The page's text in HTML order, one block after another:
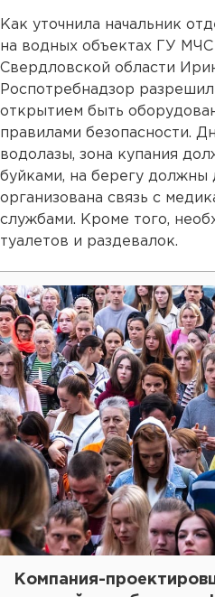
Как уточнила начальник
на водных объектах ГУ МЧС
Свердловской области
Роспотребнадзор
открытием быть
правилами безопасности.
водолазы, зона купания
буйками, на берегу должны
организована связь с
службами. Кроме того,
туалетов и раздевалок.
Компания-